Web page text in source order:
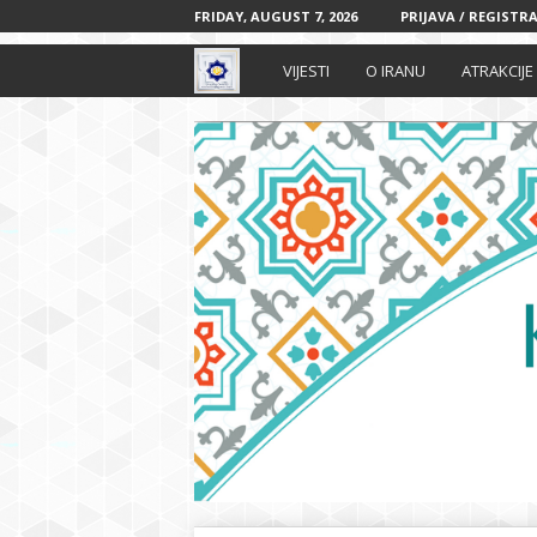
FRIDAY, AUGUST 7, 2026 PRIJAVA /
r
a
n
s
k
i
k
VIJESTI O IRANU ATRAKCIJE